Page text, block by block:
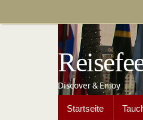
Discover & Enjoy
Inhalt
Startseite